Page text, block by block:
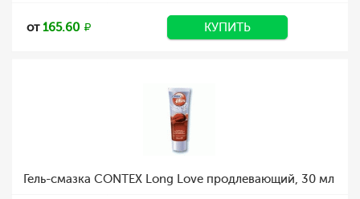
от165.60 КУПИТЬ
Гель-смазка CONTEX Long Love продлевающий, 30 мл